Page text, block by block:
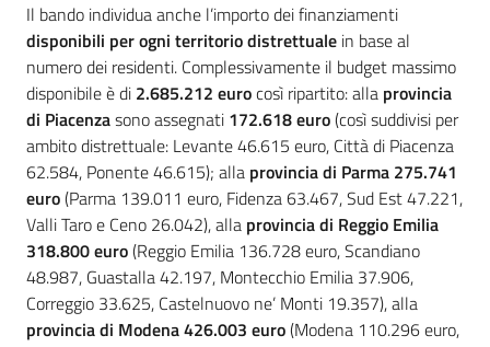
Il bando individua anche l’importo dei finanziamenti
disponibili per ogni territorio distrettuale in base al
numero dei residenti. Complessivamente il budget massimo
disponibile è di 2.685.212 eurocosì ripartito: alla provincia
di Piacenzasono assegnati 172.618 euro(così suddivisi per
ambito distrettuale: Levante 46.615 euro, Città di Piacenza
62.584, Ponente 46.615); alla provincia di Parma 275.741
euro(Parma 139.011 euro, Fidenza 63.467, Sud Est 47.221,
Valli Taro e Ceno 26.042), alla provincia di Reggio Emilia
318.800 euro(Reggio Emilia 136.728 euro, Scandiano
48.987, Guastalla 42.197, Montecchio Emilia 37.906,
Correggio 33.625, Castelnuovo ne’ Monti 19.357), alla
provincia di Modena 426.003 euro(Modena 110.296 euro,